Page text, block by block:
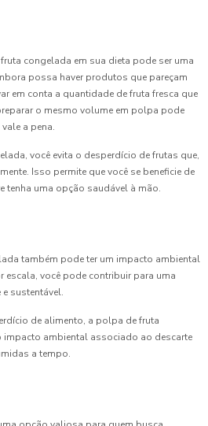
congelada em sua dieta pode ser uma
possa haver produtos que pareçam
em conta a quantidade de fruta fresca que
o mesmo volume em polpa pode
a pena.
você evita o desperdício de frutas que,
Isso permite que você se beneficie de
tenha uma opção saudável à mão.
também pode ter um impacto ambiental
você pode contribuir para uma
sustentável.
de alimento, a polpa de fruta
impacto ambiental associado ao descarte
a tempo.